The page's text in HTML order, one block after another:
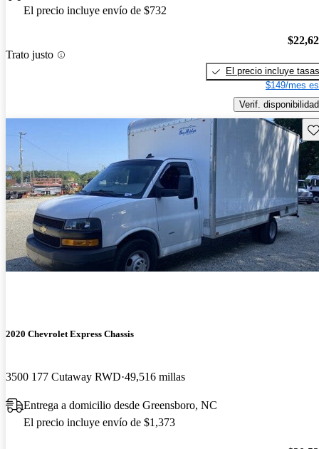
El precio incluye envío de $732
Trato justo
El precio incluye tasas
$149/mes
Verif. disponibilidad
2020 Chevrolet Express Chassis
3500 177 Cutaway RWD 49,516 millas
Entrega a domicilio desde Greensboro, NC
El precio incluye envío de $1,373